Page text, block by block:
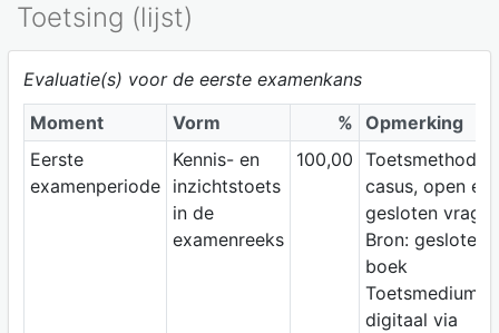
Toetsing (lijst)
Evaluatie(s) voor de eerste examenkans
Moment
Vorm % Opmerking
Eerste
examenperiode
Kennis- en
inzichtstoets
in de
examenreeks
100,00 Toetsmethode:
casus, open en
gesloten
Bron: gesloten
boek
Toetsmedium:
digitaal via